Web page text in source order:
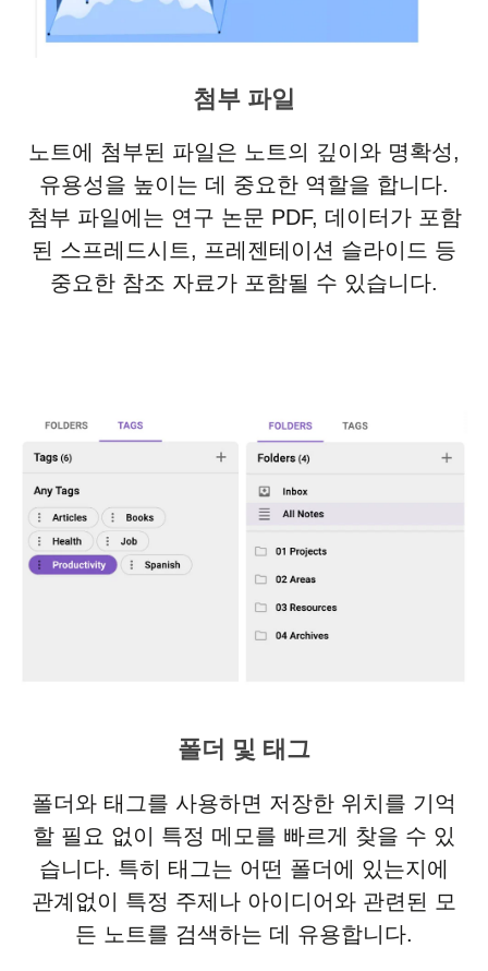
첨부 파일
노트에 첨부된 파일은 노트의 깊이와 명확성,
유용성을 높이는 데 중요한 역할을 합니다.
첨부 파일에는 연구 논문 PDF, 데이터가 포함
된 스프레드시트, 프레젠테이션 슬라이드 등
중요한 참조 자료가 포함될 수 있습니다.
폴더 및 태그
폴더와 태그를 사용하면 저장한 위치를 기억
할 필요 없이 특정 메모를 빠르게 찾을 수 있
습니다. 특히 태그는 어떤 폴더에 있는지에
관계없이 특정 주제나 아이디어와 관련된 모
든 노트를 검색하는 데 유용합니다.